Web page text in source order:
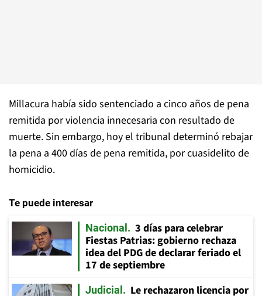
Millacura había sido sentenciado a cinco años de pena
remitida por violencia innecesaria con resultado de
muerte. Sin embargo, hoy el tribunal determinó rebajar
la pena a 400 días de pena remitida, por cuasidelito de
homicidio.
Te puede interesar
Nacional
3 días para celebrar
Fiestas Patrias: gobierno rechaza
idea del PDG de declarar feriado el
17 de septiembre
Judicial
Le rechazaron licencia por